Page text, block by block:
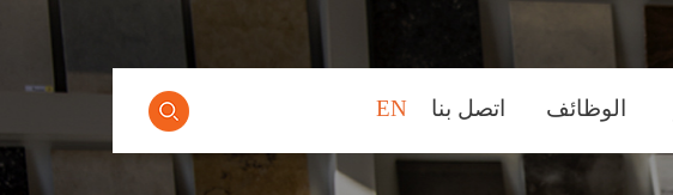
الوظائف اتصل بنا EN